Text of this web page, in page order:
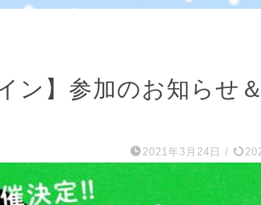
ン】参加のお知らせ
2021年3月24日 /